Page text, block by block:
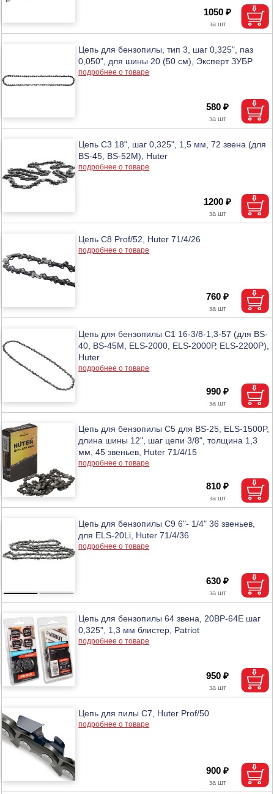
1050 ₽
Цепь для бензопилы, тип 3, шаг 0,325", паз
0,050", для шины 20 (50 см), Эксперт ЗУБР
подробнее о товаре
580 ₽
Цепь C3 18", шаг 0,325", 1,5 мм, 72 звена (для
BS-45, BS-52M), Huter
подробнее о товаре
1200 ₽
Цепь С8 Prof/52, Huter 71/4/26
подробнее о товаре
760 ₽
Цепь для бензопилы C1 16-3/8-1,3-57 (для BS-
40, BS-45M, ELS-2000, ELS-2000Р, ELS-2200Р),
Huter
подробнее о товаре
990 ₽
Цепь для бензопилы C5 для BS-25, ELS-1500P,
длина шины 12", шаг цепи 3/8", толщина 1,3
мм, 45 звеньев, Huter 71/4/15
подробнее о товаре
810 ₽
Цепь для бензопилы C9 6"- 1/4" 36 звеньев,
для ELS-20Li, Huter 71/4/36
подробнее о товаре
630 ₽
Цепь для бензопилы 64 звена, 20ВР-64Е шаг
0,325", 1,3 мм блистер, Patriot
подробнее о товаре
950 ₽
Цепь для пилы С7, Huter Prof/50
подробнее о товаре
900 ₽